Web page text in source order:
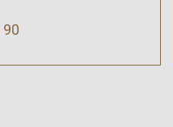
90